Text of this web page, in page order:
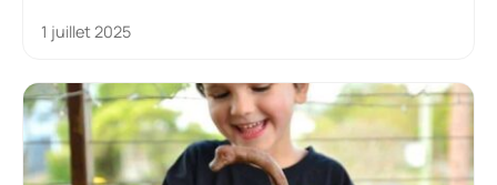
1 juillet 2025